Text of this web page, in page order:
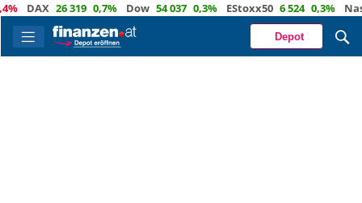
DAX 26 319 0,7% Dow 54 037 0,3% EStoxx50 6 524 0,3%
Depot